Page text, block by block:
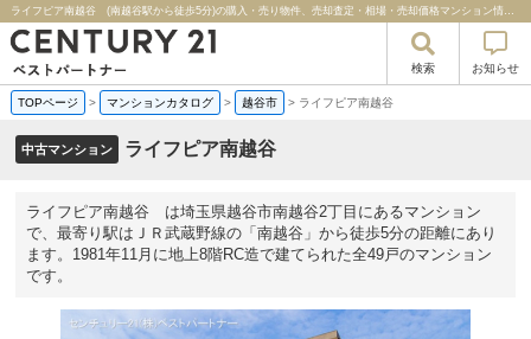
ライフピア南越谷 (南越谷駅から徒歩5分)の購入・売り物件、売却査定・相場・売却価格マンション情報｜センチュリー２１ベストパートナー
検索 お知らせ
TOPページ > マンションカタログ > 越谷市 > ライフピア南越谷
中古マンション ライフピア南越谷
ライフピア南越谷 は埼玉県越谷市南越谷2丁目にあるマンション
で、最寄り駅はＪＲ武蔵野線の「南越谷」から徒歩5分の距離にあり
ます。1981年11月に地上8階RC造で建てられた全49戸のマンション
です。